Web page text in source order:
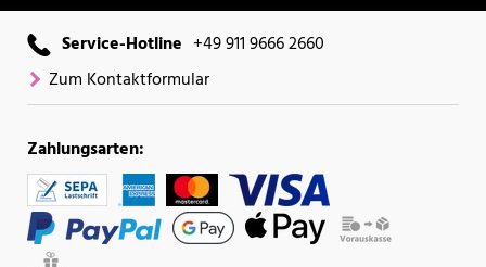
Service-Hotline +49 911 9666 2660
Zum Kontaktformular
Zahlungsarten: